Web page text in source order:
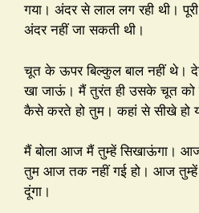
गया। अंदर से लाल लग रही थी।
अंदर नहीं जा सकती थी।
चूत के ऊपर बिल्कुल बाल नहीं थे।
खा जाऊं। मैं तुरंत ही उसके चूत को
कैसे करते हो तुम। कहां से सीखे हो
मैं बोला आज मैं तुम्हें सिखाऊंगा। आज
तुम आज तक नहीं गई हो। आज तुम्हें
दूंगा।